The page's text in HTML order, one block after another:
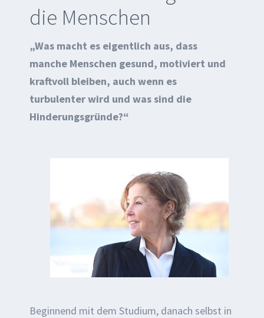
die Menschen
„Was macht es eigentlich aus, dass
manche Menschen gesund, motiviert und
kraftvoll bleiben, auch wenn es
turbulenter wird und was sind die
Hinderungsgründe?“
Beginnend mit dem Studium, danach selbst in